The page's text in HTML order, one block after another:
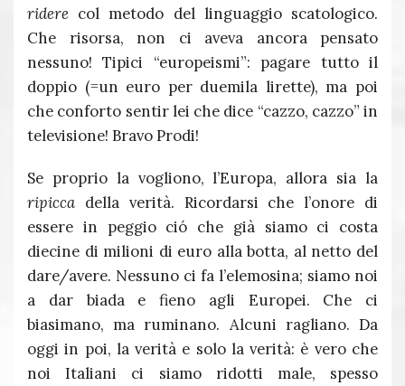
ridere col metodo del linguaggio scatologico.
Che risorsa, non ci aveva ancora pensato
nessuno! Tipici “europeismi”: pagare tutto il
doppio (=un euro per duemila lirette), ma poi
che conforto sentir lei che dice “cazzo, cazzo” in
televisione! Bravo Prodi!
Se proprio la vogliono, l’Europa, allora sia la
ripicca della verità. Ricordarsi che l’onore di
essere in peggio ció che già siamo ci costa
diecine di milioni di euro alla botta, al netto del
dare/avere. Nessuno ci fa l’elemosina; siamo noi
a dar biada e fieno agli Europei. Che ci
biasimano, ma ruminano. Alcuni ragliano. Da
oggi in poi, la verità e solo la verità: è vero che
noi Italiani ci siamo ridotti male, spesso